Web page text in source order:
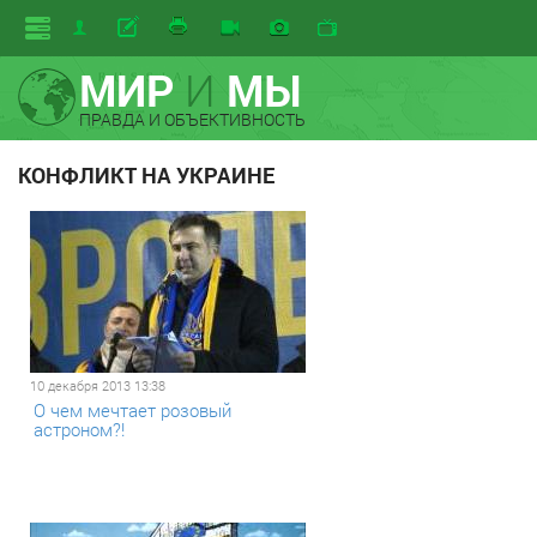
МИРИ МЫ
ПРАВДА И ОБЪЕКТИВНОСТЬ
КОНФЛИКТ НА УКРАИНЕ
10 декабря 2013 13:38
О чем мечтает розовый
астроном?!